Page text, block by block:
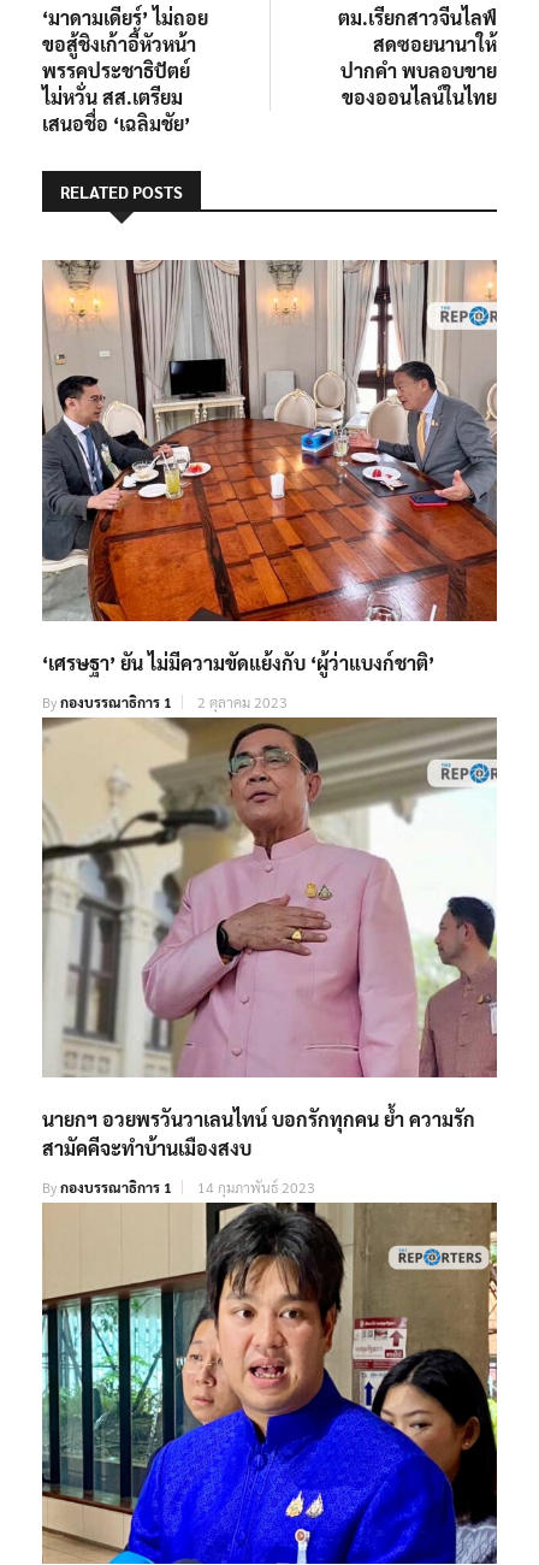
เรื่อง
post:
‘มาดามเดียร์’ ไม่ถอย
ขอสู้ชิงเก้าอี้หัวหน้า
พรรคประชาธิปัตย์
ไม่หวั่น สส.เตรียม
เสนอชื่อ ‘เฉลิมชัย’
ตม.เรียกสาวจีนไลฟ์
สดซอยนานาให้
ปากคำ พบลอบขาย
ของออนไลน์ในไทย
RELATED POSTS
‘เศรษฐา’ ยัน ไม่มีความขัดแย้งกับ ‘ผู้ว่าแบงก์ชาติ’
Byกองบรรณาธิการ 1 2 ตุลาคม 2023
นายกฯ อวยพรวันวาเลนไทน์​ บอกรักทุกคน​ ย้ำ ความรัก​
สามัคคีจะทำบ้านเมืองสงบ​
Byกองบรรณาธิการ 1 14 กุมภาพันธ์ 2023